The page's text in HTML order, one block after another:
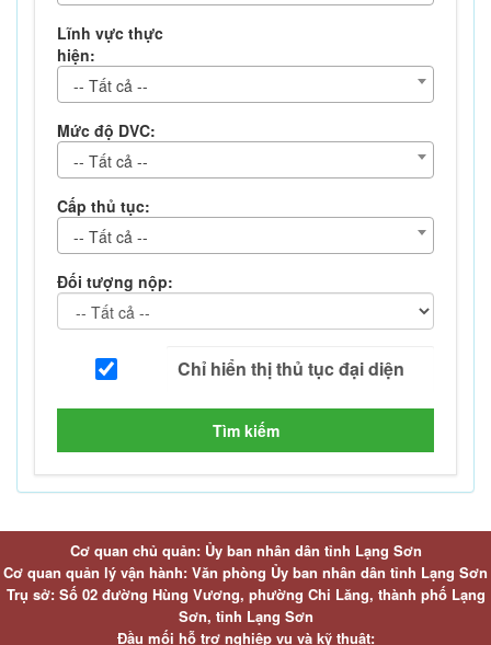
Lĩnh vực thực
hiện:
-- Tất cả --
Mức độ DVC:
-- Tất cả --
Cấp thủ tục:
-- Tất cả --
Đối tượng nộp:
Tìm kiếm
Cơ quan chủ quản: Ủy ban nhân dân tỉnh Lạng Sơn
Cơ quan quản lý vận hành: Văn phòng Ủy ban nhân dân tỉnh Lạng Sơn
Trụ sở: Số 02 đường Hùng Vương, phường Chi Lăng, thành phố Lạng
Sơn, tỉnh Lạng Sơn
Đầu mối hỗ trợ nghiệp vụ và kỹ thuật: